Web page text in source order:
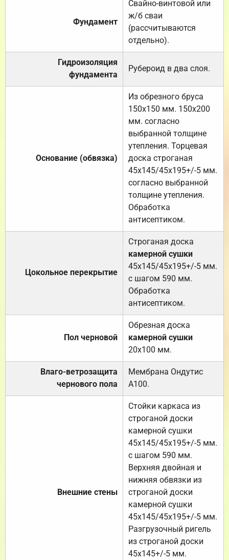
Фундамент
Свайно-винтовой или
ж/б сваи
(рассчитываются
отдельно).
Гидроизоляция
фундамента
Рубероид в два слоя.
Основание (обвязка)
Из обрезного бруса
150х150 мм. 150х200
мм. согласно
выбранной толщине
утепления. Торцевая
доска строганая
45х145/45х195+/-5 мм.
согласно выбранной
толщине утепления.
Обработка
антисептиком.
Цокольное перекрытие
Строганая доска
камерной сушки
45х145/45х195+/-5 мм.
с шагом 590 мм.
Обработка
антисептиком.
Пол черновой
Обрезная доска
камерной сушки
20х100 мм.
Влаго-ветрозащита
чернового пола
Мембрана Ондутис
А100.
Внешние стены
Стойки каркаса из
строганой доски
камерной сушки
45х145/45х195+/-5 мм.
с шагом 590 мм.
Верхняя двойная и
нижняя обвязки из
строганой доски
камерной сушки
45х145/45х195+/-5 мм.
Разгрузочный ригель
из строганой доски
45х145+/-5 мм.